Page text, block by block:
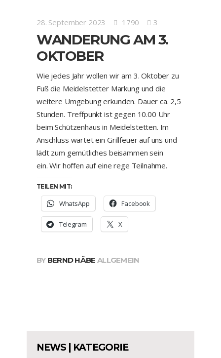
28. September 2023 1790 3
WANDERUNG AM 3.
OKTOBER
Wie jedes Jahr wollen wir am 3. Oktober zu
Fuß die Meidelstetter Markung und die
weitere Umgebung erkunden. Dauer ca. 2,5
Stunden. Treffpunkt ist gegen 10.00 Uhr
beim Schützenhaus in Meidelstetten. Im
Anschluss wartet ein Grillfeuer auf uns und
lädt zum gemütliches beisammen sein
ein. Wir hoffen auf eine rege Teilnahme.
TEILEN MIT:
WhatsApp Facebook
Telegram X
BY BERND HÄBE ALLGEMEIN
NEWS | KATEGORIE